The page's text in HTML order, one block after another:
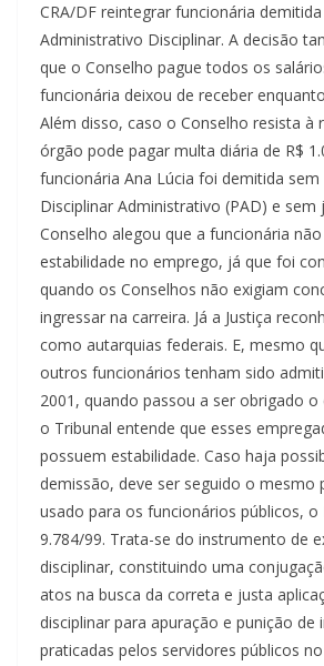
CRA/DF reintegrar funcionária
Administrativo Disciplinar. A decisão
que o Conselho pague todos os
funcionária deixou de receber
Além disso, caso o Conselho resista à
órgão pode pagar multa diária de R$
funcionária Ana Lúcia foi demitida sem
Disciplinar Administrativo (PAD) e sem
Conselho alegou que a funcionária
estabilidade no emprego, já que foi
quando os Conselhos não exigiam
ingressar na carreira. Já a Justiça
como autarquias federais. E, mesmo
outros funcionários tenham sido
2001, quando passou a ser obrigado
o Tribunal entende que esses
possuem estabilidade. Caso haja
demissão, deve ser seguido o mesmo
usado para os funcionários públicos,
9.784/99. Trata-se do instrumento de
disciplinar, constituindo uma
atos na busca da correta e justa
disciplinar para apuração e punição de
praticadas pelos servidores públicos